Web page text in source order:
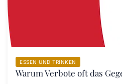
ESSEN UND TRINKEN
Warum Verbote oft das